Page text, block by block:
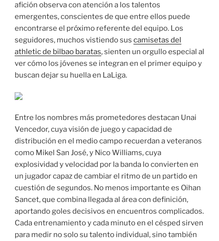
afición observa con atención a los talentos
emergentes, conscientes de que entre ellos puede
encontrarse el próximo referente del equipo. Los
seguidores, muchos vistiendo sus camisetas del
athletic de bilbao baratas, sienten un orgullo especial al
ver cómo los jóvenes se integran en el primer equipo y
buscan dejar su huella en LaLiga.
Entre los nombres más prometedores destacan Unai
Vencedor, cuya visión de juego y capacidad de
distribución en el medio campo recuerdan a veteranos
como Mikel San José, y Nico Williams, cuya
explosividad y velocidad por la banda lo convierten en
un jugador capaz de cambiar el ritmo de un partido en
cuestión de segundos. No menos importante es Oihan
Sancet, que combina llegada al área con definición,
aportando goles decisivos en encuentros complicados.
Cada entrenamiento y cada minuto en el césped sirven
para medir no solo su talento individual, sino también